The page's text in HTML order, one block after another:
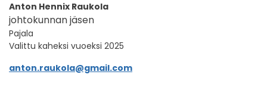
Anton Hennix Raukola
johtokunnan jäsen
Pajala
Valittu kaheksi vuoeksi 2025
anton.raukola@gmail.com